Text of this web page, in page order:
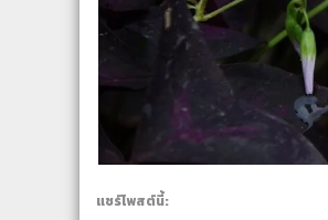
แชร์โพสต์นี้: